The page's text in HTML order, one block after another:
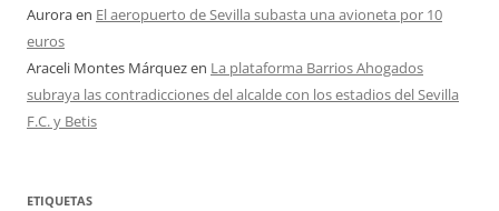
Auroraen El aeropuerto de Sevilla subasta una avioneta por 10
euros
Araceli Montes Márquezen La plataforma Barrios Ahogados
subraya las contradicciones del alcalde con los estadios del Sevilla
F.C. y Betis
ETIQUETAS